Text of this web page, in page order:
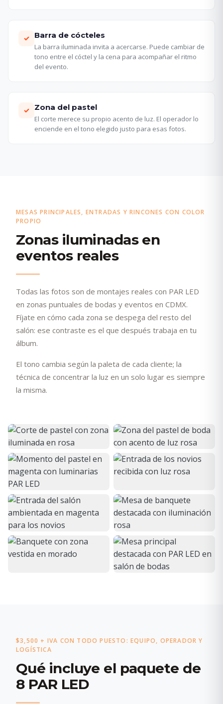
✓ Barra de cócteles
La barra iluminada invita a acercarse. Puede cambiar de
tono entre el cóctel y la cena para acompañar el ritmo
del evento.
✓ Zona del pastel
El corte merece su propio acento de luz. El operador lo
enciende en el tono elegido justo para esas fotos.
MESAS PRINCIPALES, ENTRADAS Y RINCONES CON COLOR
PROPIO
Zonas iluminadas en
eventos reales
Todas las fotos son de montajes reales con PAR LED
en zonas puntuales de bodas y eventos en CDMX.
Fíjate en cómo cada zona se despega del resto del
salón: ese contraste es el que después trabaja en tu
álbum.
El tono cambia según la paleta de cada cliente; la
técnica de concentrar la luz en un solo lugar es siempre
la misma.
$3,500 + IVA CON TODO PUESTO: EQUIPO, OPERADOR Y
LOGÍSTICA
Qué incluye el paquete de
8 PAR LED